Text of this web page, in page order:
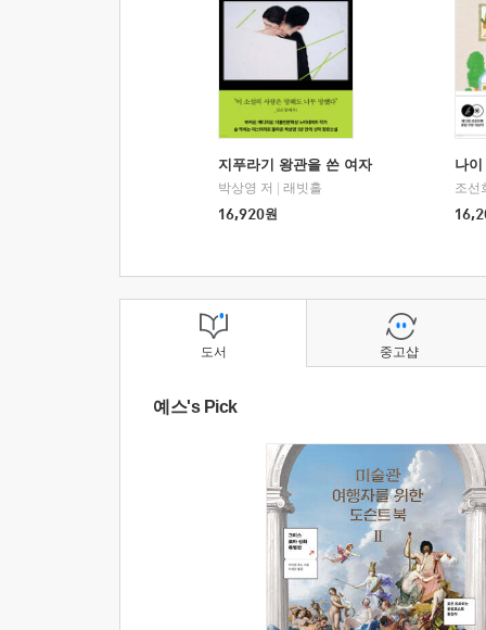
지푸라기 왕관을 쓴 여자
박상영 저
래빗홀
16,920원
나
조선
도서
예스's Pick
중고샵